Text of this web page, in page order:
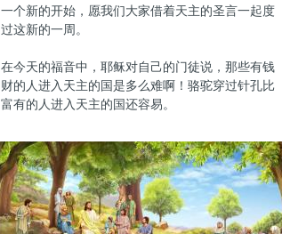
一个新的开始，愿我们大家借着天主的圣言一起度
过这新的一周。
在今天的福音中，耶稣对自己的门徒说，那些有钱
财的人进入天主的国是多么难啊！骆驼穿过针孔比
富有的人进入天主的国还容易。